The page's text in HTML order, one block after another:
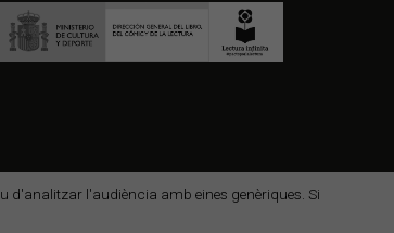
l'audiència amb eines genèriques. Si